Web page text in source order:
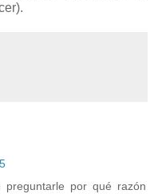
por qué razón